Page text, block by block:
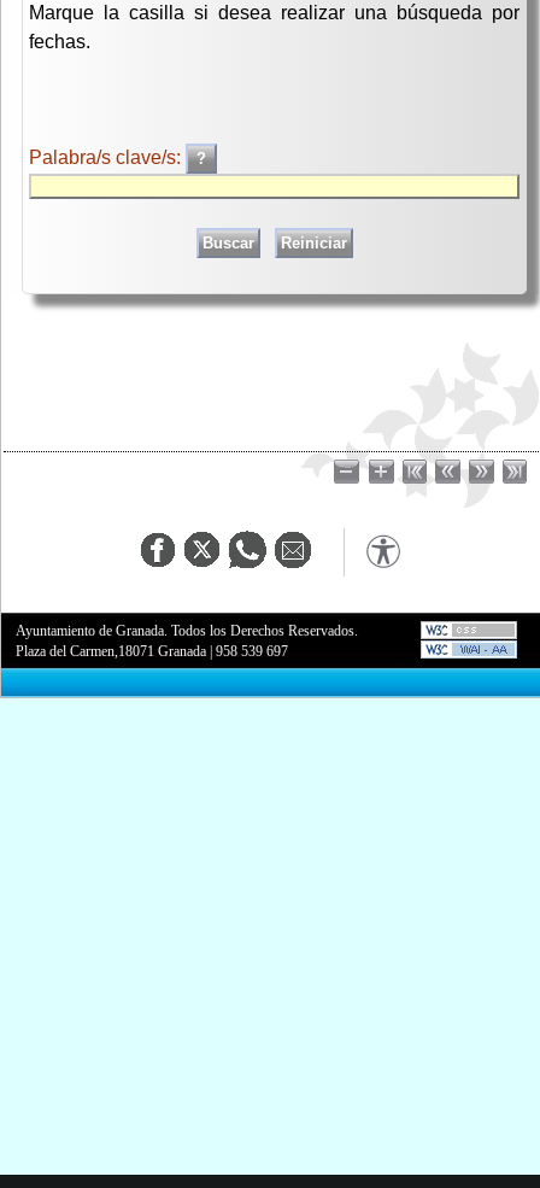
Marque la casilla si desea realizar una búsqueda por
fechas.
Palabra/s clave/s:
Ayuntamiento de Granada. Todos los Derechos Reservados.
Plaza del Carmen,18071 Granada |958 539 697